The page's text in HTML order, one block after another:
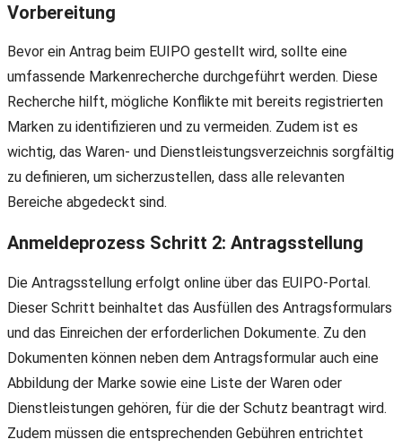
Vorbereitung
Bevor ein Antrag beim EUIPO gestellt wird, sollte eine
umfassende Markenrecherche durchgeführt werden. Diese
Recherche hilft, mögliche Konflikte mit bereits registrierten
Marken zu identifizieren und zu vermeiden. Zudem ist es
wichtig, das Waren- und Dienstleistungsverzeichnis sorgfältig
zu definieren, um sicherzustellen, dass alle relevanten
Bereiche abgedeckt sind.
Anmeldeprozess Schritt 2: Antragsstellung
Die Antragsstellung erfolgt online über das EUIPO-Portal.
Dieser Schritt beinhaltet das Ausfüllen des Antragsformulars
und das Einreichen der erforderlichen Dokumente. Zu den
Dokumenten können neben dem Antragsformular auch eine
Abbildung der Marke sowie eine Liste der Waren oder
Dienstleistungen gehören, für die der Schutz beantragt wird.
Zudem müssen die entsprechenden Gebühren entrichtet